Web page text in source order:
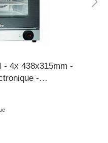
- 4x 438x315mm -
-